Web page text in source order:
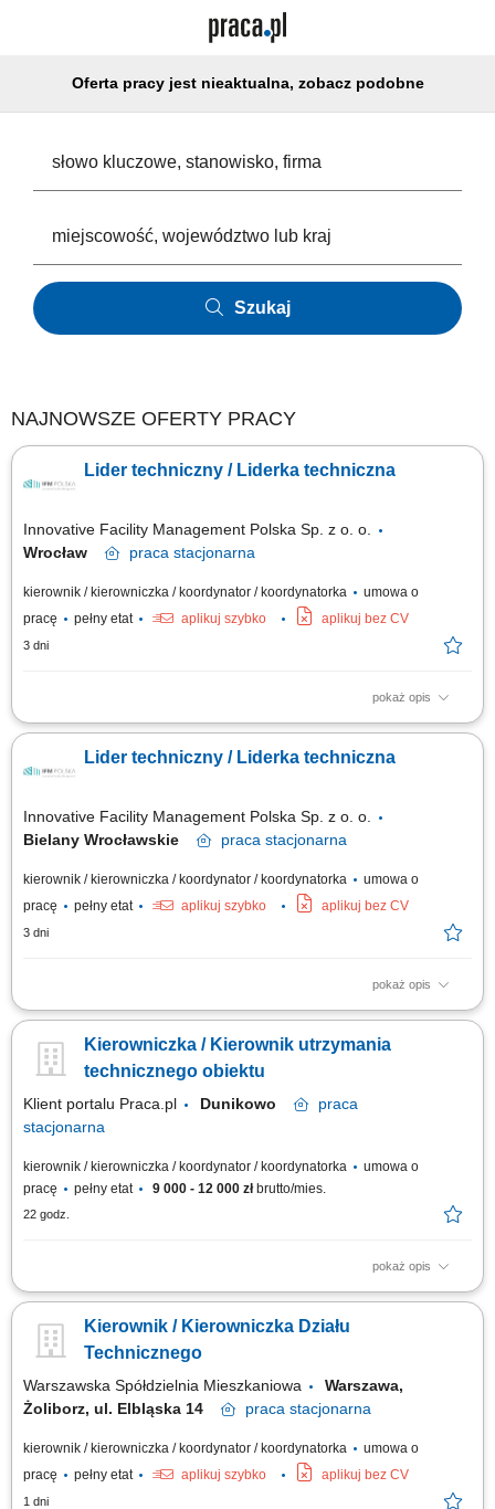
Oferta pracy jest nieaktualna, zobacz podobne
Szukaj
NAJNOWSZE OFERTY PRACY
Lider techniczny / Liderka techniczna
Innovative Facility Management Polska Sp. z o. o.
Wrocław
praca stacjonarna
kierownik / kierowniczka / koordynator / koordynatorka
umowa o
pracę
pełny etat aplikuj szybko aplikuj bez CV
3 dni
pokaż opis
Zadania: Planowanie oraz terminowe realizowanie przeglądów
własnej, technika oraz podwykonawców w celu zachowania wysokiej
jakości serwisu; Wdrażanie nowoczesnych rozwiązań rynkowych i ciągłe
Lider techniczny / Liderka techniczna
Innovative Facility Management Polska Sp. z o. o.
Bielany Wrocławskie
praca stacjonarna
kierownik / kierowniczka / koordynator / koordynatorka
umowa o
pracę
pełny etat aplikuj szybko aplikuj bez CV
3 dni
pokaż opis
Zadania: Planowanie oraz terminowe realizowanie przeglądów
własnej, technika oraz podwykonawców w celu zachowania wysokiej
jakości serwisu; Wdrażanie nowoczesnych rozwiązań rynkowych i ciągłe
Kierowniczka / Kierownik utrzymania
technicznego obiektu
Klient portalu Praca.pl Dunikowo
praca
stacjonarna
kierownik / kierowniczka / koordynator / koordynatorka
umowa o
pracę
pełny etat 9 000 - 12 000 złbrutto/mies.
22 godz.
pokaż opis
zarządzanie techniczną obsługą obiektu oraz zapewnienie prawidłowej
urządzeń budynkowych, organizacja oraz kontrola przeglądów,
konserwacji i prac serwisowych, koordynowanie pracy zespołu
Kierownik / Kierowniczka Działu
Technicznego
Warszawska Spółdzielnia Mieszkaniowa
Warszawa,
Żoliborz, ul. Elbląska 14
praca stacjonarna
kierownik / kierowniczka / koordynator / koordynatorka
umowa o
pracę
pełny etat aplikuj szybko aplikuj bez CV
1 dni